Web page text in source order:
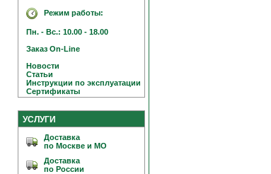
Режим работы:
Пн. - Вс.: 10.00 - 18.00
Заказ On-Line
Новости
Статьи
Инструкции по эксплуатации
Сертификаты
УСЛУГИ
Доставка
по Москве и МО
Доставка
по России